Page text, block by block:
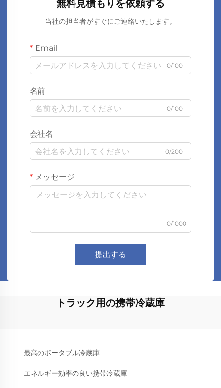
無料見積もりを依頼する
当社の担当者がすぐにご連絡いたします。
Email
0/100
名前
0/100
会社名
0/200
メッセージ
0/1000
提出する
トラック用の携帯冷蔵庫
最高のポータブル冷蔵庫
エネルギー効率の良い携帯冷蔵庫